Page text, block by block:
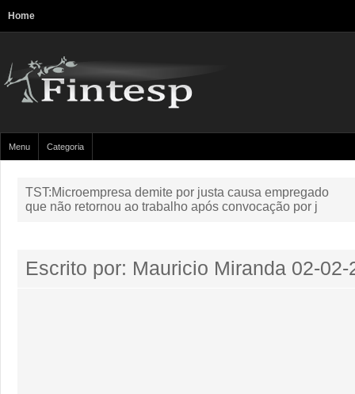
Home
Menu Categoria
TST:Microempresa demite por justa causa empregado
que não retornou ao trabalho após convocação por j
Escrito por: Mauricio Miranda 02-02-